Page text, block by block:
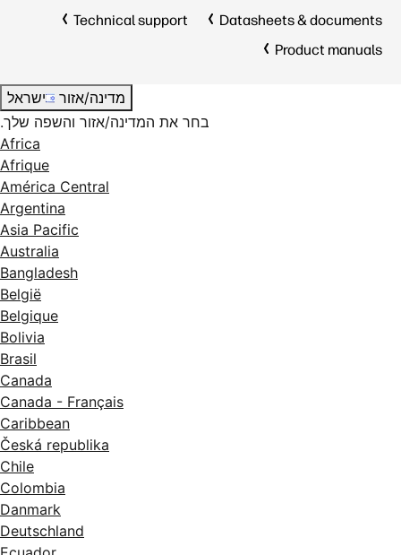
Datasheets & documents
Technical support
Product manuals
מדינה/אזור
ישראל
בחר את המדינה/אזור והשפה שלך.
Africa
Afrique
América Central
Argentina
Asia Pacific
Australia
Bangladesh
België
Belgique
Bolivia
Brasil
Canada
Canada - Français
Caribbean
Česká republika
Chile
Colombia
Danmark
Deutschland